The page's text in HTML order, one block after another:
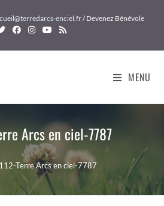
enciel.fr/ Devenez Bénévole
MENU
Arcs en ciel-7787
Terre Arcs en ciel-7787